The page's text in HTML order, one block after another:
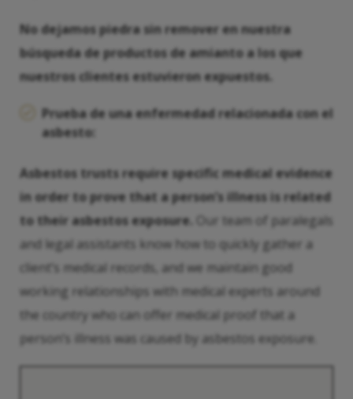
No dejamos piedra sin remover en nuestra
búsqueda de productos de amianto a los que
nuestros clientes estuvieron expuestos.
Prueba de una enfermedad relacionada con el
asbesto:
Asbestos trusts require specific medical evidence
in order to prove that a person’s illness is related
to their asbestos exposure.
Our team of paralegals
and legal assistants know how to quickly gather a
client’s medical records, and we maintain good
working relationships with medical experts around
the country who can offer medical proof that a
person’s illness was caused by asbestos exposure.